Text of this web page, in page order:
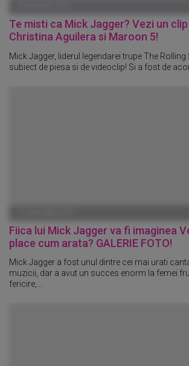
Te misti ca Mick Jagger? Vezi un
Christina Aguilera si Maroon 5!
Mick Jagger, liderul legendarei trupe The
subiect de piesa si de videoclip! Si a fost de
Fiica lui Mick Jagger va fi imaginea
place cum arata? GALERIE FOTO!
Mick Jagger a fost unul dintre cei mai urati
muzicii, dar a avut un succes enorm la femei
fericire,...